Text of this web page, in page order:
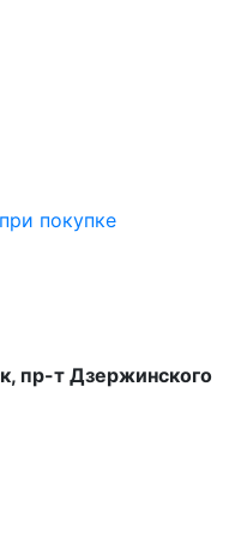
покупке
пр-т Дзержинского